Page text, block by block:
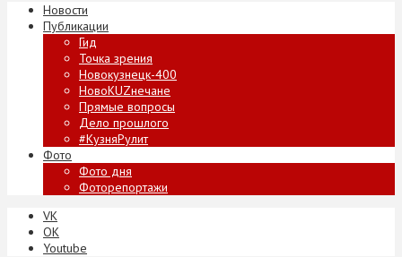
Новости
Публикации
Гид
Точка зрения
Новокузнецк-400
НовоKUZнечане
Прямые вопросы
Дело прошлого
#КузняРулит
Фото
Фото дня
Фоторепортажи
VK
ОК
Youtube